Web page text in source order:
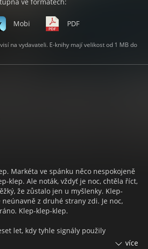
ve formátech:
Mobi PDF
na vydavateli. E-knihy mají velikost od 1 MB do
Markéta ve spánku něco nespokojeně
klep. Ale noták, vždyť je noc, chtěla říct,
že zůstalo jen u myšlenky. Klep-
neúnavně z druhé strany zdi. Je noc,
Klep-klep-klep.
let, kdy tyhle signály použily
obě dostaly mobilní telefony, bylo
více